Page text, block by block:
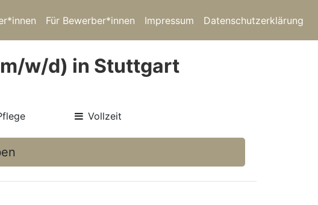
Für Bewerber*innen Impressum Datenschutzerklärung
w/d) in Stuttgart
Vollzeit